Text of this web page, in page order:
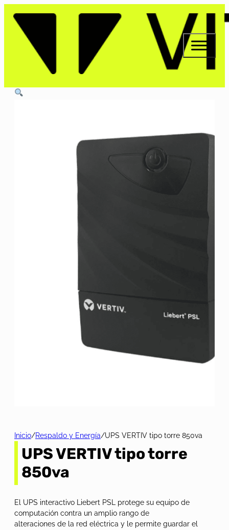
Inicio/Respaldo y Energía/UPS VERTIV tipo torre 850va
UPS VERTIV tipo torre
850va
El UPS interactivo Liebert PSL protege su equipo de
computación contra un amplio rango de
alteraciones de la red eléctrica y le permite guardar el